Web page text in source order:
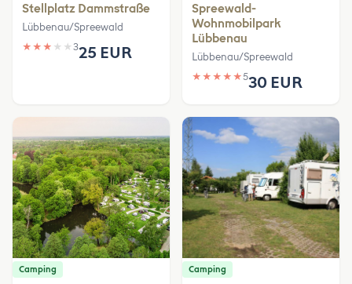
Stellplatz Dammstraße
Lübbenau/Spreewald
★ ★ ★ ★ ★ 325 EUR
Spreewald-
Wohnmobilpark
Lübbenau
Lübbenau/Spreewald
★ ★ ★ ★ ★530 EUR
Camping Camping